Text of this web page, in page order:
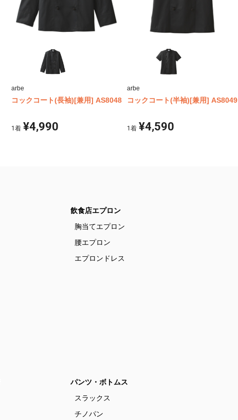
arbe
コックコート(長袖)[兼用] AS8048
1 着 ¥4,990
arbe
コックコート(半袖)[兼用] AS8049
1着 ¥4,590
飲食店エプロン
胸当てエプロン
腰エプロン
エプロンドレス
パンツ・ボトムス
スラックス
チノパン